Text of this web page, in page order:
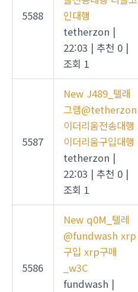
5588
인대행
tetherzon |
22:03 | 추천 0 |
조회 1
5587
New J489_텔래
그램@tetherzon
이더리움전송대행
이더리움구입대행
tetherzon |
22:03 | 추천 0 |
조회 1
5586
New q0M_텔레
@fundwash xrp
구입 xrp구매
_w3C
fundwash |